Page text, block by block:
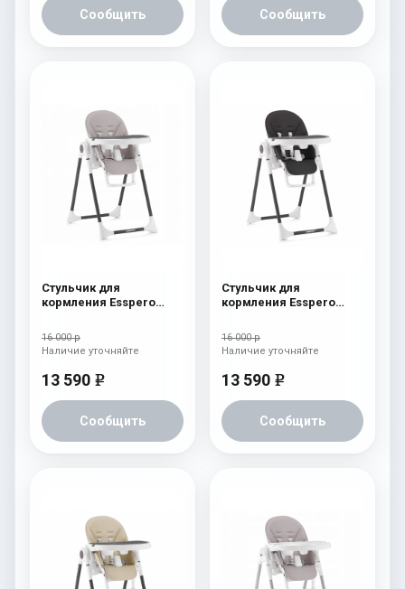
Сообщить Сообщить
Стульчик для
кормления Esspero
16 000 р
13 590 e
Сообщить
Наличие уточняйте
Стульчик для
кормления Esspero
16 000 р
13 590 e
Сообщить
Наличие уточняйте